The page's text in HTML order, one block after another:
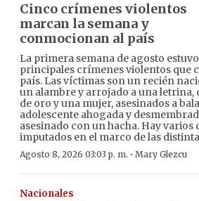
Cinco crímenes violentos
marcan la semana y
conmocionan al país
La primera semana de agosto
principales crímenes violentos que
país. Las víctimas son un recién
un alambre y arrojado a una letrina,
de oro y una mujer, asesinados a
adolescente ahogada y
asesinado con un hacha. Hay varios
imputados en el marco de las
Agosto 8, 2026 03:03 p. m. · Mary Glezcu
Nacionales